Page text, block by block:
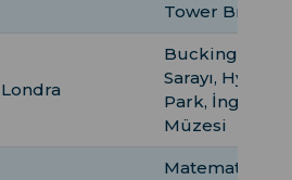
Tower Bridge
Londra
Buckingham
Sarayı, Hyde
Park, İngiliz
Müzesi
Matematiksel